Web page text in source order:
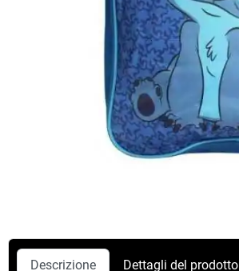
Descrizione Dettagli del prodotto